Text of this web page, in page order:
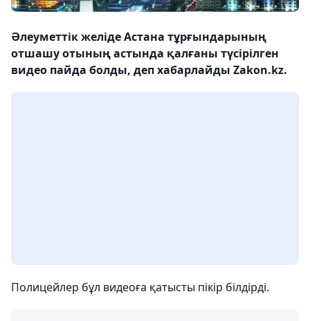
Әлеуметтік желіде Астана тұрғындарының
отшашу отының астында қалғаны түсірілген
видео пайда болды, деп хабарлайды Zakon.kz.
Полицейлер бұл видеоға қатысты пікір білдірді.